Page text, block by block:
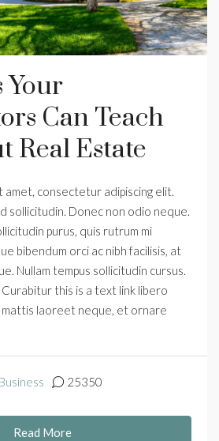
Your
Can Teach
Real Estate
amet, consectetur adipiscing elit.
sollicitudin. Donec non odio neque.
purus, quis rutrum mi
bibendum orci ac nibh facilisis, at
Nullam tempus sollicitudin cursus.
this is a text link libero
mattis laoreet neque, et ornare
Business 25350
Read More